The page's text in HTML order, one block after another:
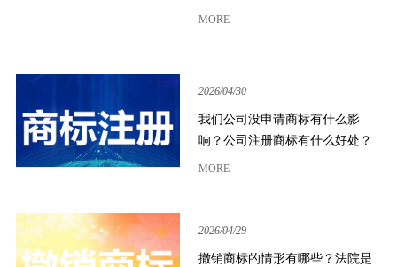
MORE
2026/04/30
我们公司没申请商标有什么影
响？公司注册商标有什么好处？
MORE
2026/04/29
撤销商标的情形有哪些？法院是